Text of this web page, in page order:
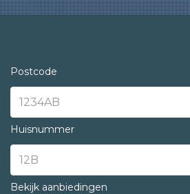
Postcode
Huisnummer
Bekijk aanbiedingen